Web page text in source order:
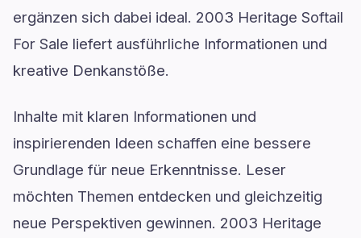
ergänzen sich dabei ideal. 2003 Heritage Softail
For Sale liefert ausführliche Informationen und
kreative Denkanstöße.
Inhalte mit klaren Informationen und
inspirierenden Ideen schaffen eine bessere
Grundlage für neue Erkenntnisse. Leser
möchten Themen entdecken und gleichzeitig
neue Perspektiven gewinnen. 2003 Heritage